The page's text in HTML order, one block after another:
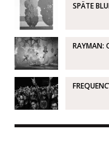
SPÄTE
RAYMAN: